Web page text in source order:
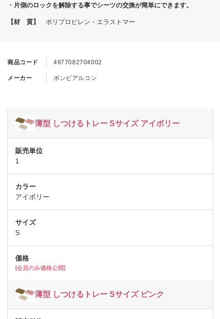
商品コード 4977082704002
メーカー ボンビアルコン
薄型 しつけるトレー Sサイズ アイボリー
1
アイボリー
S
[会員のみ価格公開]
薄型 しつけるトレー Sサイズ ピンク
・片側のロックを解除する事でシーツの交換が簡単にできます。
【材 質】 ポリプロピレン・エラストマー